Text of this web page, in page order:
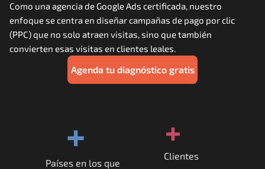
Docs
Como una agencia de Google Ads certificada, nuestro
enfoque se centra en diseñar campañas de pago por clic
(PPC) que no solo atraen visitas, sino que también
convierten esas visitas en clientes leales.
Agenda tu diagnóstico gratis
+
Países en los que
+
Clientes